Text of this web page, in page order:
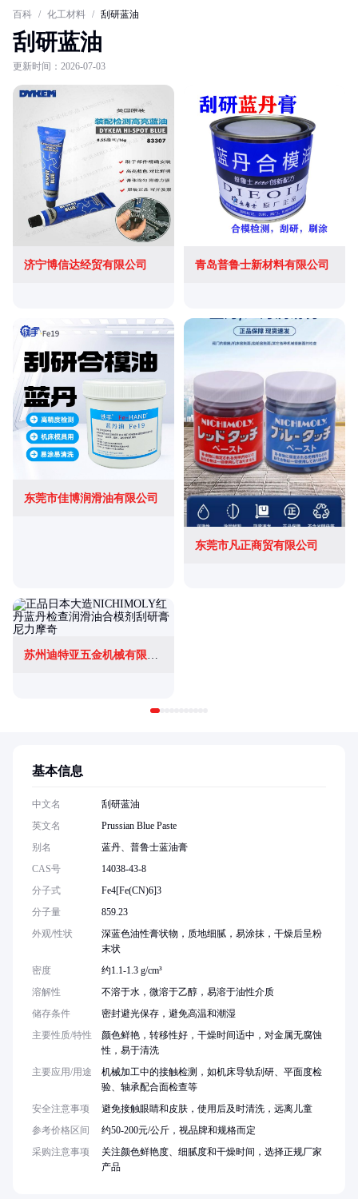
百科 / 化工材料 / 刮研蓝油
刮研蓝油
更新时间：2026-07-03
济宁博信达经贸有限公司 青岛普鲁士新材料有限公司
东莞市佳博润滑油有限公司
东莞市凡正商贸有限公司
苏州迪特亚五金机械有限公司
基本信息
中文名
刮研蓝油
英文名
Prussian Blue Paste
别名
蓝丹、普鲁士蓝油膏
CAS号
14038-43-8
分子式
Fe4[Fe(CN)6]3
分子量
859.23
外观/性状
深蓝色油性膏状物，质地细腻，易涂抹，干燥后呈粉
末状
密度
约1.1-1.3 g/cm³
溶解性
不溶于水，微溶于乙醇，易溶于油性介质
储存条件
密封避光保存，避免高温和潮湿
主要性质/特性
颜色鲜艳，转移性好，干燥时间适中，对金属无腐蚀
性，易于清洗
主要应用/用途
机械加工中的接触检测，如机床导轨刮研、平面度检
验、轴承配合面检查等
安全注意事项
避免接触眼睛和皮肤，使用后及时清洗，远离儿童
参考价格区间
约50-200元/公斤，视品牌和规格而定
采购注意事项
关注颜色鲜艳度、细腻度和干燥时间，选择正规厂家
产品